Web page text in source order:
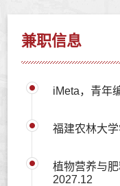
兼职信息
iMeta，青年
福建农林大
植物营养与
2027.12